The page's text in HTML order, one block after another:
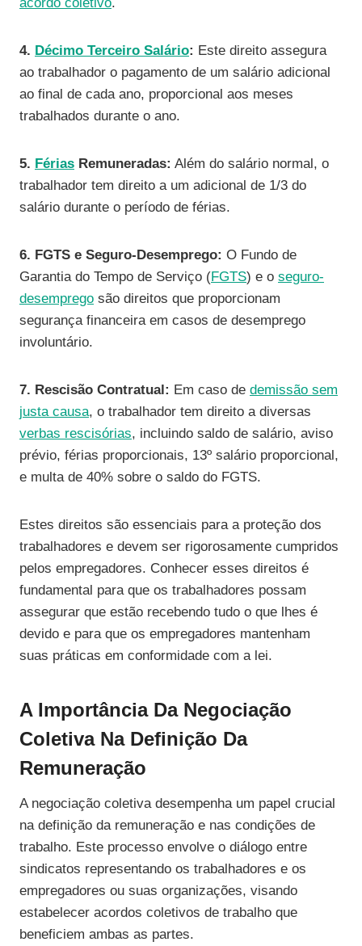
4. Décimo Terceiro Salário: Este direito assegura
ao trabalhador o pagamento de um salário adicional
ao final de cada ano, proporcional aos meses
trabalhados durante o ano.
5. Férias Remuneradas: Além do salário normal, o
trabalhador tem direito a um adicional de 1/3 do
salário durante o período de férias.
6. FGTS e Seguro-Desemprego: O Fundo de
Garantia do Tempo de Serviço (FGTS) e o seguro-
desemprego são direitos que proporcionam
segurança financeira em casos de desemprego
involuntário.
7. Rescisão Contratual: Em caso de demissão sem
justa causa, o trabalhador tem direito a diversas
verbas rescisórias, incluindo saldo de salário, aviso
prévio, férias proporcionais, 13º salário proporcional,
e multa de 40% sobre o saldo do FGTS.
Estes direitos são essenciais para a proteção dos
trabalhadores e devem ser rigorosamente cumpridos
pelos empregadores. Conhecer esses direitos é
fundamental para que os trabalhadores possam
assegurar que estão recebendo tudo o que lhes é
devido e para que os empregadores mantenham
suas práticas em conformidade com a lei.
A Importância Da Negociação
Coletiva Na Definição Da
Remuneração
A negociação coletiva desempenha um papel crucial
na definição da remuneração e nas condições de
trabalho. Este processo envolve o diálogo entre
sindicatos representando os trabalhadores e os
empregadores ou suas organizações, visando
estabelecer acordos coletivos de trabalho que
beneficiem ambas as partes.